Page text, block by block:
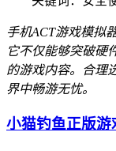
手机ACT游戏模拟
它不仅能够突破硬
的游戏内容。合理
界中畅游无忧。
小猫钓鱼正版